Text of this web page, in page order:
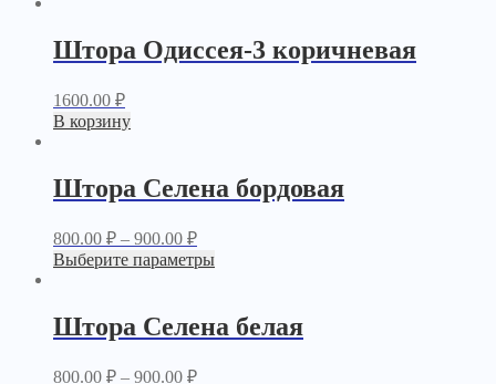
Штора Одиссея-3 коричневая
1600.00 ₽
В корзину
Штора Селена бордовая
800.00 ₽ – 900.00 ₽
Выберите параметры
Штора Селена белая
800.00 ₽ – 900.00 ₽